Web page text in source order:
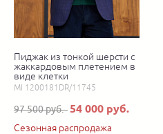
Пиджак из тонкой шерсти с
жаккардовым плетением в
виде клетки
MI 1200181DR/11745
97 500 руб.54 000 руб.
Сезонная распродажа